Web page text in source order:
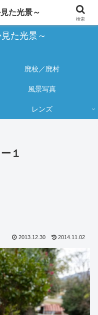
ラ物欲のブログ
た光景～
廃校／廃村
風景写真
レンズ
１
2013.12.30 2014.11.02
た光景～
検索